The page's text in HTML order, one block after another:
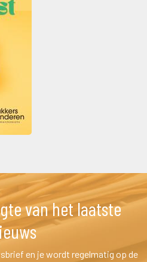
van het laatste
en je wordt regelmatig op de